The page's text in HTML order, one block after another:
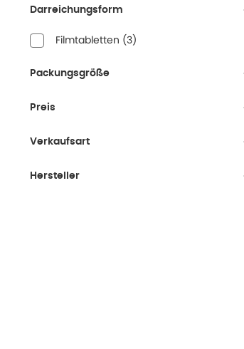
Darreichungsform
Filmtabletten (3)
Packungsgröße
Preis
Verkaufsart
Hersteller